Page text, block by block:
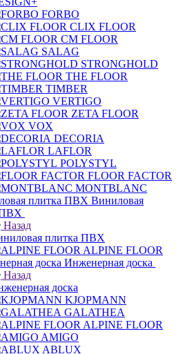
CLIX FLOOR
CM FLOOR
SALAG
THE FLOOR
TIMBER
VERTIGO
ZETA FLOOR
VOX
LAFLOR
POLYSTYL
FLOOR FACTOR
MONTBLANC
Виниловая
ПВХ
Назад
плитка ПВХ
ALPINE FLOOR
Инженерная доска
Назад
доска
KJOPMANN
GALATHEA
ALPINE FLOOR
AMIGO
ABLUX
WOOD BEE